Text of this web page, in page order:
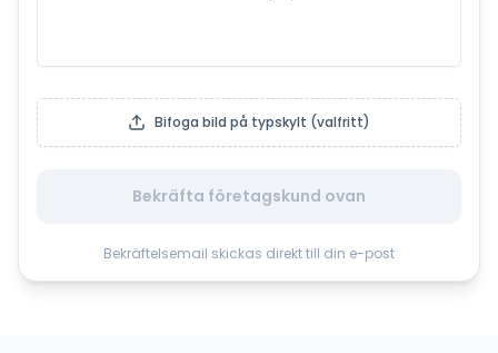
Bifoga bild på typskylt (valfritt)
Bekräfta företagskund ovan
Bekräftelsemail skickas direkt till din e-post